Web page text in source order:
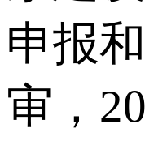
申报
审，